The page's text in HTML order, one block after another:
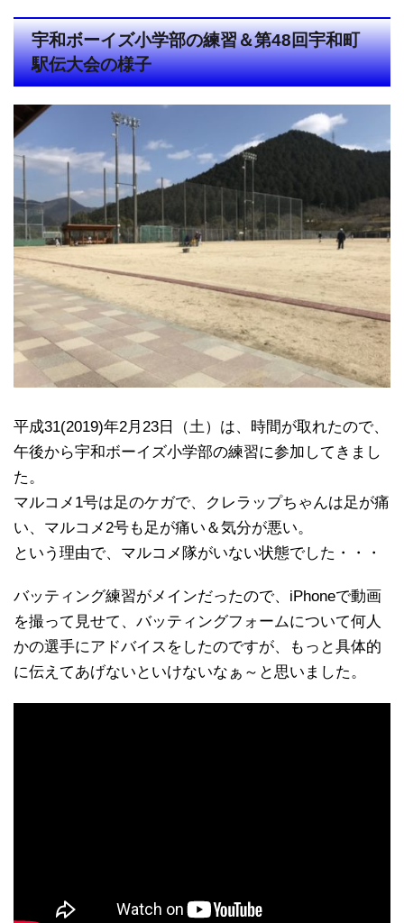
宇和ボーイズ小学部の練習＆第48回宇和町
駅伝大会の様子
平成31(2019)年2月23日（土）は、時間が取れたので、
午後から宇和ボーイズ小学部の練習に参加してきまし
た。
マルコメ1号は足のケガで、クレラップちゃんは足が痛
い、マルコメ2号も足が痛い＆気分が悪い。
という理由で、マルコメ隊がいない状態でした・・・
バッティング練習がメインだったので、iPhoneで動画
を撮って見せて、バッティングフォームについて何人
かの選手にアドバイスをしたのですが、もっと具体的
に伝えてあげないといけないなぁ～と思いました。